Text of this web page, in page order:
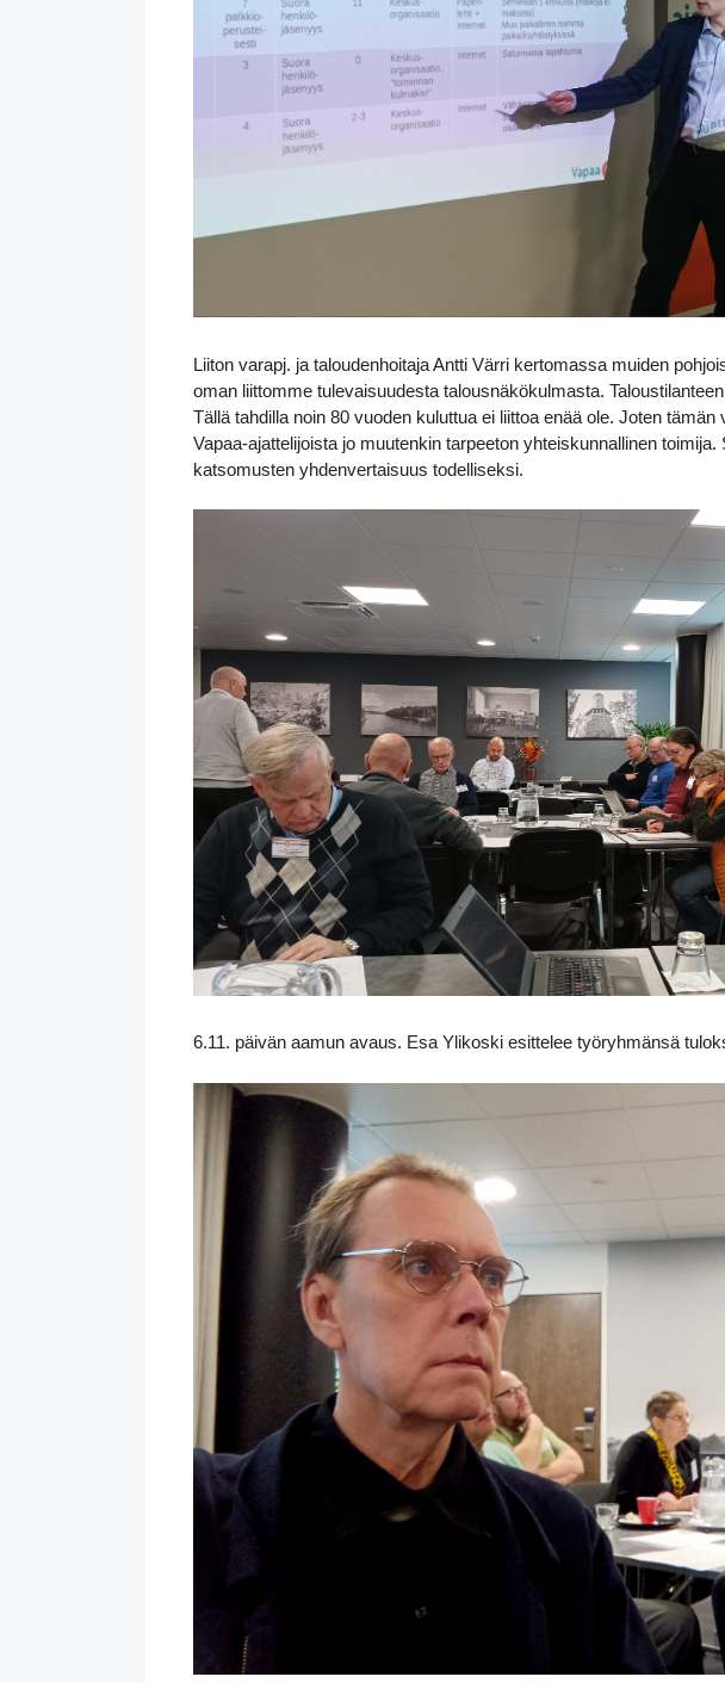
Liiton varapj. ja taloudenhoitaja Antti Värri kertomassa muiden
oman liittomme tulevaisuudesta talousnäkökulmasta.
Tällä tahdilla noin 80 vuoden kuluttua ei liittoa enää ole. Joten
Vapaa-ajattelijoista jo muutenkin tarpeeton yhteiskunnallinen
katsomusten yhdenvertaisuus todelliseksi.
6.11. päivän aamun avaus. Esa Ylikoski esittelee työryhmänsä